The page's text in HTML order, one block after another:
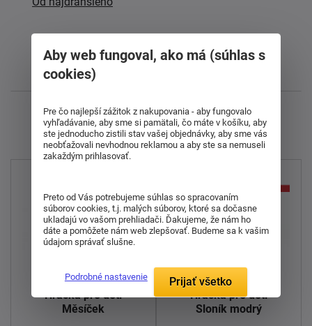
Od najlacnejšieho
Najnovšie
Zobrazujem 1 - 11 z 11
Hračka pre deti
Měsíček
Hračka pre deti
Sloník modrý
Aby web fungoval, ako má (súhlas s
cookies)
Pre čo najlepší zážitok z nakupovania - aby fungovalo
vyhľadávanie, aby sme si pamätali, čo máte v košíku, aby
ste jednoducho zistili stav vašej objednávky, aby sme vás
neobťažovali nevhodnou reklamou a aby ste sa nemuseli
zakaždým prihlasovať.
Preto od Vás potrebujeme súhlas so spracovaním
súborov cookies, t.j. malých súborov, ktoré sa dočasne
ukladajú vo vašom prehliadači. Ďakujeme, že nám ho
dáte a pomôžete nám web zlepšovať. Budeme sa k vašim
údajom správať slušne.
Podrobné nastavenie Prijať všetko